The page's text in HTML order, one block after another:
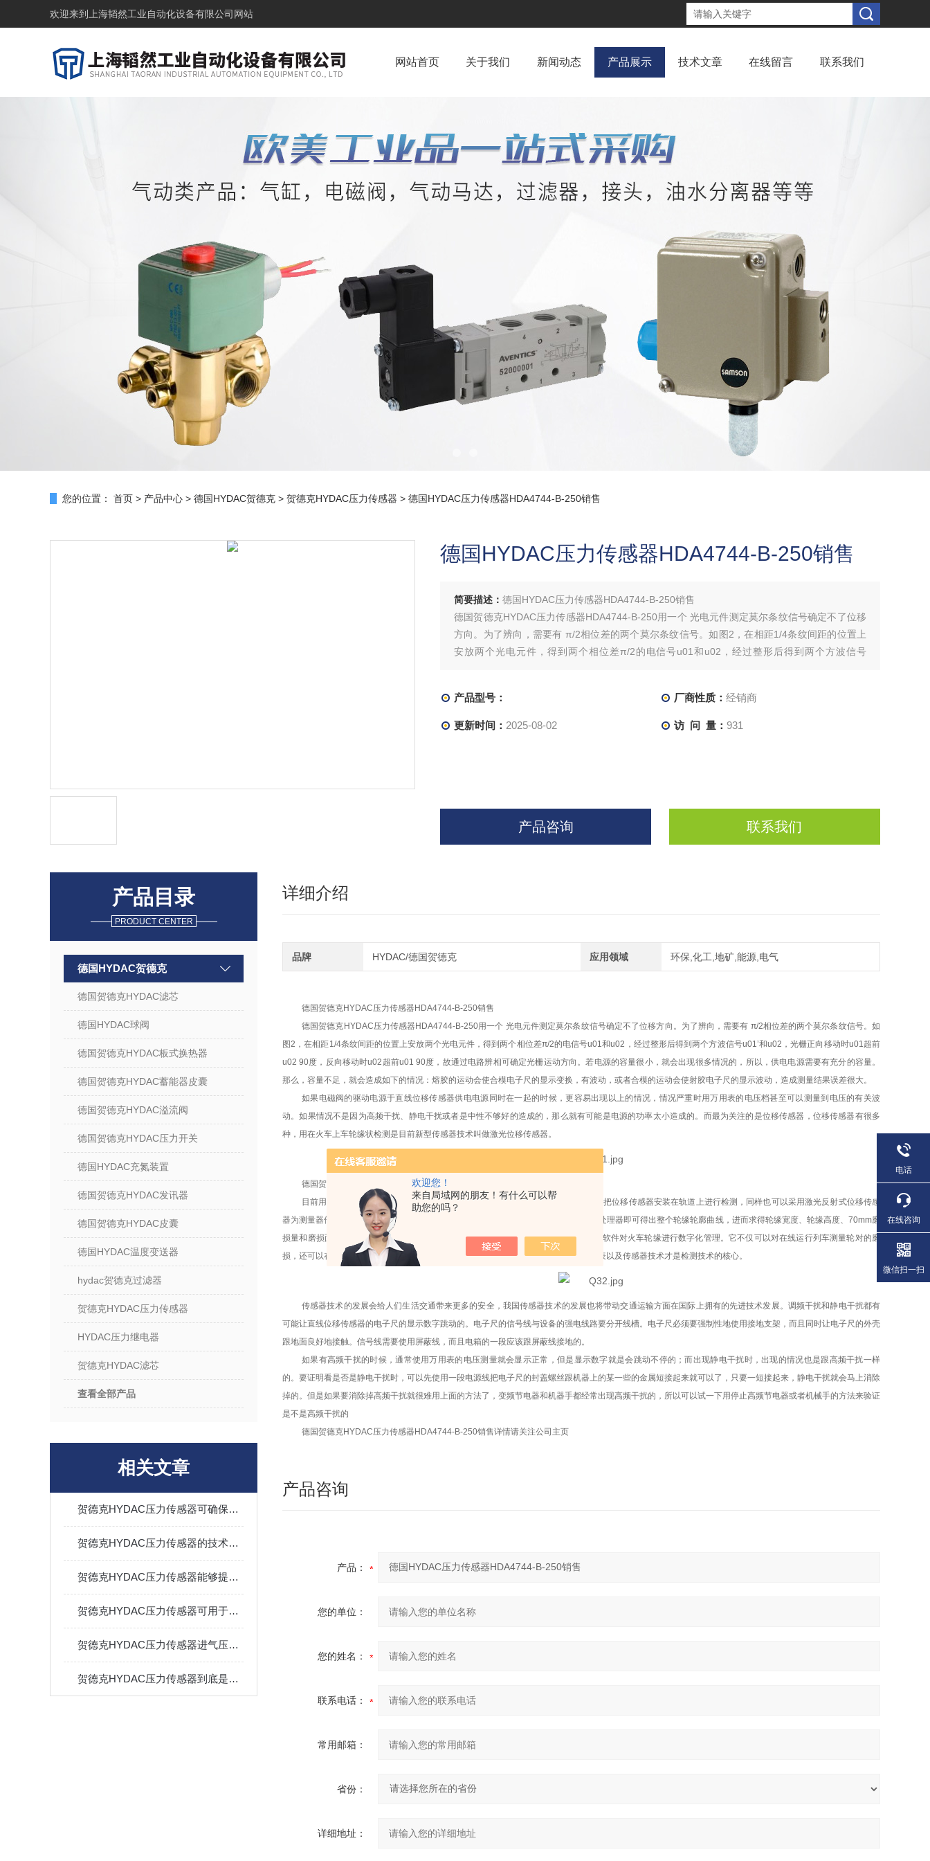
欢迎您！
来自局域网的朋友！有什么可以帮
助您的吗？
欢迎来到 上海韬然工业自动化设备有限公司网站
网站首页 关于我们 新闻动态 产品展示 技术文章 在线留言 联系我们
您的位置： 首页 > 产品中心 > 德国HYDAC贺德克 > 贺德克HYDAC压力传感器 > 德国HYDAC压力传感器HDA4744-B-250销售
德国HYDAC压力传感器HDA4744-B-250销售
简要描述： 德国HYDAC压力传感器HDA4744-B-250销售
德国贺德克HYDAC压力传感器HDA4744-B-250用一个 光电元件测定莫尔条纹信号确定不了位移
方向。为了辨向，需要有 π/2相位差的两个莫尔条纹信号。如图2，在相距1/4条纹间距的位置上
安放两个光电元件，得到两个相位差π/2的电信号u01和u02，经过整形后得到两个方波信号
产品型号： 厂商性质： 经销商
更新时间： 2025-08-02 访 问 量： 931
产品咨询 联系我们
产品目录
PRODUCT CENTER
德国HYDAC贺德克
德国贺德克HYDAC滤芯
德国HYDAC球阀
德国贺德克HYDAC板式换热器
德国贺德克HYDAC蓄能器皮囊
德国贺德克HYDAC溢流阀
德国贺德克HYDAC压力开关
德国HYDAC充氮装置
德国贺德克HYDAC发讯器
德国贺德克HYDAC皮囊
德国HYDAC温度变送器
hydac贺德克过滤器
贺德克HYDAC压力传感器
HYDAC压力继电器
贺德克HYDAC滤芯
查看全部产品
相关文章
贺德克HYDAC压力传感器可确保测量结果的可靠性和稳定性
贺德克HYDAC压力传感器的技术特点详细分析
贺德克HYDAC压力传感器能够提供高精度的压力测量
贺德克HYDAC压力传感器可用于船舶的液压系统和舵机控制
贺德克HYDAC压力传感器进气压力越大，进气量越多
贺德克HYDAC压力传感器到底是什么样的一种设备？今天告诉你
详细介绍
品牌 HYDAC/德国贺德克 应用领域 环保,化工,地矿,能源,电气
德国贺德克HYDAC压力传感器HDA4744-B-250销售
德国贺德克HYDAC压力传感器HDA4744-B-250用一个 光电元件测定莫尔条纹信号确定不了位移方向。为了辨向，需要有 π/2相位差的两个莫尔条纹信号。如
图2，在相距1/4条纹间距的位置上安放两个光电元件，得到两个相位差π/2的电信号u01和u02，经过整形后得到两个方波信号u01’和u02，光栅正向移动时u01超前
u02 90度，反向移动时u02超前u01 90度，故通过电路辨相可确定光栅运动方向。若电源的容量很小，就会出现很多情况的，所以，供电电源需要有充分的容量。
那么，容量不足，就会造成如下的情况：熔胶的运动会使合模电子尺的显示变换，有波动，或者合模的运动会使射胶电子尺的显示波动，造成测量结果误差很大。
如果电磁阀的驱动电源于直线位移传感器供电电源同时在一起的时候，更容易出现以上的情况，情况严重时用万用表的电压档甚至可以测量到电压的有关波
动。如果情况不是因为高频干扰、静电干扰或者是中性不够好的造成的，那么就有可能是电源的功率太小造成的。而最为关注的是位移传感器，位移传感器有很多
种，用在火车上车轮缘状检测是目前新型传感器技术叫做激光位移传感器。
德国贺德克HYDAC压力传感器HDA4744-B-250销售
目前用在火车轮缘上检测是的激光三角测量法，短距离的测量精度很高。可以直接把位移传感器安装在轨道上进行检测，同样也可以采用激光反射式位移传感
器为测量器件激光传感器模沿直线方向扫描轮缘形状，同时记录整个轮缘数据。通过微处理器即可得出整个轮缘轮廓曲线，进而求得轮缘宽度、轮缘高度、70mm磨
损量和磨损面积等。并且能把测量的数据上传计算机，生成数据库，利用先进的后处理软件对火车轮缘进行数字化管理。它不仅可以对在线运行列车测量轮对的磨
损，还可以在生产线上对轮对尺寸是否合格进行分选。发展离不开检测技术，而仪器仪表以及传感器技术才是检测技术的核心。
传感器技术的发展会给人们生活交通带来更多的安全，我国传感器技术的发展也将带动交通运输方面在国际上拥有的先进技术发展。调频干扰和静电干扰都有
可能让直线位移传感器的电子尺的显示数字跳动的。电子尺的信号线与设备的强电线路要分开线槽。电子尺必须要强制性地使用接地支架，而且同时让电子尺的外壳
跟地面良好地接触。信号线需要使用屏蔽线，而且电箱的一段应该跟屏蔽线接地的。
如果有高频干扰的时候，通常使用万用表的电压测量就会显示正常，但是显示数字就是会跳动不停的；而出现静电干扰时，出现的情况也是跟高频干扰一样
的。要证明看是否是静电干扰时，可以先使用一段电源线把电子尺的封盖螺丝跟机器上的某一些的金属短接起来就可以了，只要一短接起来，静电干扰就会马上消除
掉的。但是如果要消除掉高频干扰就很难用上面的方法了，变频节电器和机器手都经常出现高频干扰的，所以可以试一下用停止高频节电器或者机械手的方法来验证
是不是高频干扰的
德国贺德克HYDAC压力传感器HDA4744-B-250销售详情请关注公司主页
产品咨询
产品：
您的单位：
您的姓名：
联系电话：
常用邮箱：
省份：
详细地址：
电话
在线咨询
微信扫一扫